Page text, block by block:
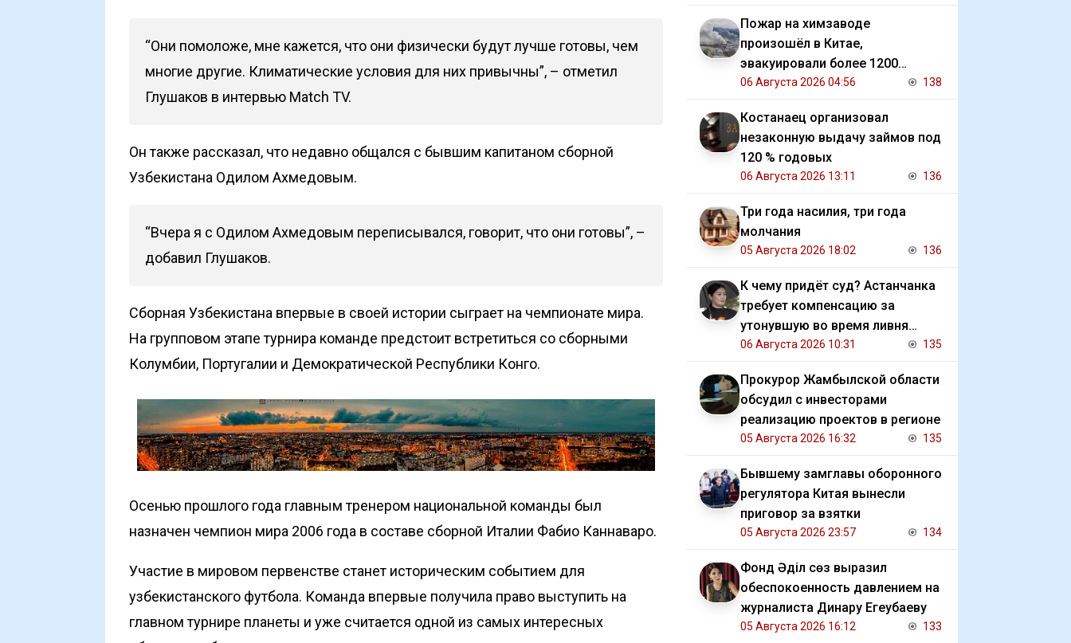
“Они помоложе, мне кажется, что они физически будут лучше готовы, чем
многие другие. Климатические условия для них привычны”, – отметил
Глушаков в интервью Match TV.
Он также рассказал, что недавно общался с бывшим капитаном сборной
Узбекистана Одилом Ахмедовым.
“Вчера я с Одилом Ахмедовым переписывался, говорит, что они готовы”, –
добавил Глушаков.
Сборная Узбекистана впервые в своей истории сыграет на чемпионате мира.
На групповом этапе турнира команде предстоит встретиться со сборными
Колумбии, Португалии и Демократической Республики Конго.
Осенью прошлого года главным тренером национальной команды был
назначен чемпион мира 2006 года в составе сборной Италии Фабио Каннаваро.
Участие в мировом первенстве станет историческим событием для
узбекистанского футбола. Команда впервые получила право выступить на
главном турнире планеты и уже считается одной из самых интересных
Пожар на химзаводе
произошёл в Китае,
эвакуировали более 1200
человек
06 Августа 2026 04:56 138
Костанаец организовал
незаконную выдачу займов под
120 % годовых
06 Августа 2026 13:11 136
Три года насилия, три года
молчания
05 Августа 2026 18:02 136
К чему придёт суд? Астанчанка
требует компенсацию за
утонувшую во время ливня
иномарку
06 Августа 2026 10:31 135
Прокурор Жамбылской области
обсудил с инвесторами
реализацию проектов в регионе
05 Августа 2026 16:32 135
Бывшему замглавы оборонного
регулятора Китая вынесли
приговор за взятки
05 Августа 2026 23:57 134
Фонд Әділ сөз выразил
обеспокоенность давлением на
журналиста Динару Егеубаеву
05 Августа 2026 16:12 133